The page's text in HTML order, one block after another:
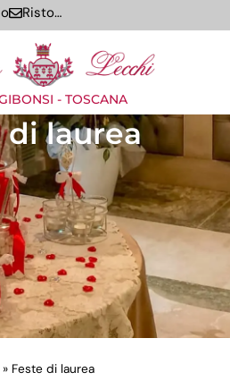
Ristorante
- TOSCANA
di laurea
» Feste di laurea